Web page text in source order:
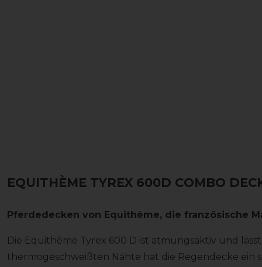
EQUITHÈME TYREX 600D COMBO
Pferdedecken von Equithème, die französische
Die Equithème Tyrex 600 D ist atmungsaktiv und
thermogeschweißten Nähte hat die Regendecke ein